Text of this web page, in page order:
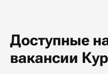
Доступные
вакансии